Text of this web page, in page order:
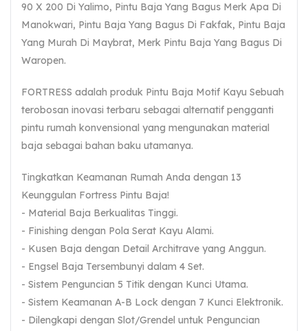
90 X 200 Di Yalimo, Pintu Baja Yang Bagus Merk Apa Di
Manokwari, Pintu Baja Yang Bagus Di Fakfak, Pintu Baja
Yang Murah Di Maybrat, Merk Pintu Baja Yang Bagus Di
Waropen.
FORTRESS adalah produk Pintu Baja Motif Kayu Sebuah
terobosan inovasi terbaru sebagai alternatif pengganti
pintu rumah konvensional yang mengunakan material
baja sebagai bahan baku utamanya.
Tingkatkan Keamanan Rumah Anda dengan 13
Keunggulan Fortress Pintu Baja!
- Material Baja Berkualitas Tinggi.
- Finishing dengan Pola Serat Kayu Alami.
- Kusen Baja dengan Detail Architrave yang Anggun.
- Engsel Baja Tersembunyi dalam 4 Set.
- Sistem Penguncian 5 Titik dengan Kunci Utama.
- Sistem Keamanan A-B Lock dengan 7 Kunci Elektronik.
- Dilengkapi dengan Slot/Grendel untuk Penguncian